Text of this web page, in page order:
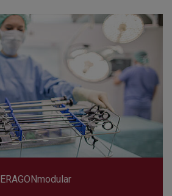
ERAGONmodular